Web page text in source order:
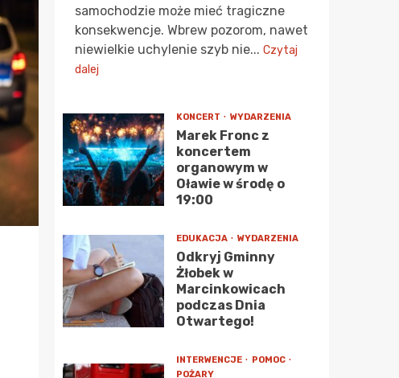
samochodzie może mieć tragiczne
konsekwencje. Wbrew pozorom, nawet
niewielkie uchylenie szyb nie... Czytaj
dalej
KONCERT WYDARZENIA
Marek Fronc z
koncertem
organowym w
Oławie w środę o
19:00
EDUKACJA WYDARZENIA
Odkryj Gminny
Żłobek w
Marcinkowicach
podczas Dnia
Otwartego!
INTERWENCJE
POMOC
POŻARY